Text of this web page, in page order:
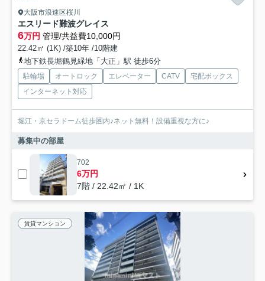
大阪市浪速区桜川
エスリード難波グレイス
6万円 管理/共益費10,000円
22.42㎡ (1K) /築10年 /10階建
地下鉄長堀鶴見緑地「大正」駅 徒歩6分
駐輪場 オートロック エレベーター CATV
宅配ボックス
インターネット対応
堀江・京セラドーム徒歩圏内♪ネット無料！設備重視な方に♪
募集中の部屋
702
6万円
7階 / 22.42㎡ / 1K
賃貸マンション